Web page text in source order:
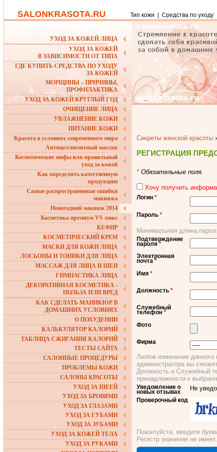
SALONKRASOTA.RU Тип кожи Средства по уходу
УХОД ЗА КОЖЕЙ ЛИЦА
УХОД ЗА КОЖЕЙ
В ЗАВИСИМОСТИ ОТ ТИПА
ГДЕ КУПИТЬ СРЕДСТВА ПО УХОДУ
ЗА КОЖЕЙ
МОРЩИНЫ – ПРИЧИНЫ,
ПРОФИЛАКТИКА
УХОД ЗА КОЖЕЙ КРУГЛЫЙ ГОД
ОЧИЩЕНИЕ ЛИЦА
УВЛАЖНЕНИЕ КОЖИ
ПИТАНИЕ КОЖИ
Красота в условиях современного мира
Антицеллюлитный массаж
Косметические мифы или правильный
уход за кожей
Как определить качественную
продукцию
Самые распространенные ошибки
макияжа
Новогодний макияж 2014
Косметика премиум VS люкс
КЕФИР
КОСМЕТИЧЕСКИЙ КРЕМ
МАСКИ ДЛЯ КОЖИ ЛИЦА
ЛОСЬОНЫ И ТОНИКИ ДЛЯ ЛИЦА
МАССАЖ ДЛЯ ЛИЦА И ШЕИ
ГИМНАСТИКА ЛИЦА
ДЕКОРАТИВНАЯ КОСМЕТИКА -
ПОЛЬЗА ИЛИ ВРЕД
КАК СДЕЛАТЬ МАНИКЮР В
ДОМАШНИХ УСЛОВИЯХ
О ПОХУДЕНИИ
КАЛЬКУЛЯТОР КАЛОРИЙ
ТАБЛИЦА СЖИГАНИЯ КАЛОРИЙ
ТЕСТЫ САЙТА
САЛОННЫЕ ПРОЦЕДУРЫ
ПРОБЛЕМЫ КОЖИ
САЛОНЫ КРАСОТЫ
УХОД ЗА ШЕЕЙ
УХОД ЗА БРОВЯМИ
УХОД ЗА ГЛАЗАМИ
УХОД ЗА ГУБАМИ
УХОД ЗА ЗУБАМИ
УХОД ЗА КОЖЕЙ ТЕЛА
УХОД ЗА РУКАМИ
Секреты женской красоты
РЕГИСТРАЦИЯ
*Обязательные поля.
Хочу получить
Логин *
Пароль *
Минимальная длина
Подтверждение
пароля*
Электронная
почта*
Имя *
Должность *
Служебный
телефон *
Фото
Фирма
Любое изменение данного
администратора вы
Должность и Служебный
принадлежности к
Уведомление о
новых отзывах Не
Проверочный код
Пожалуйста, введите
Регистр значение не имеет.